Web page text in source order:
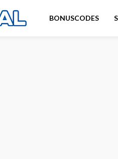
BONUSCODES